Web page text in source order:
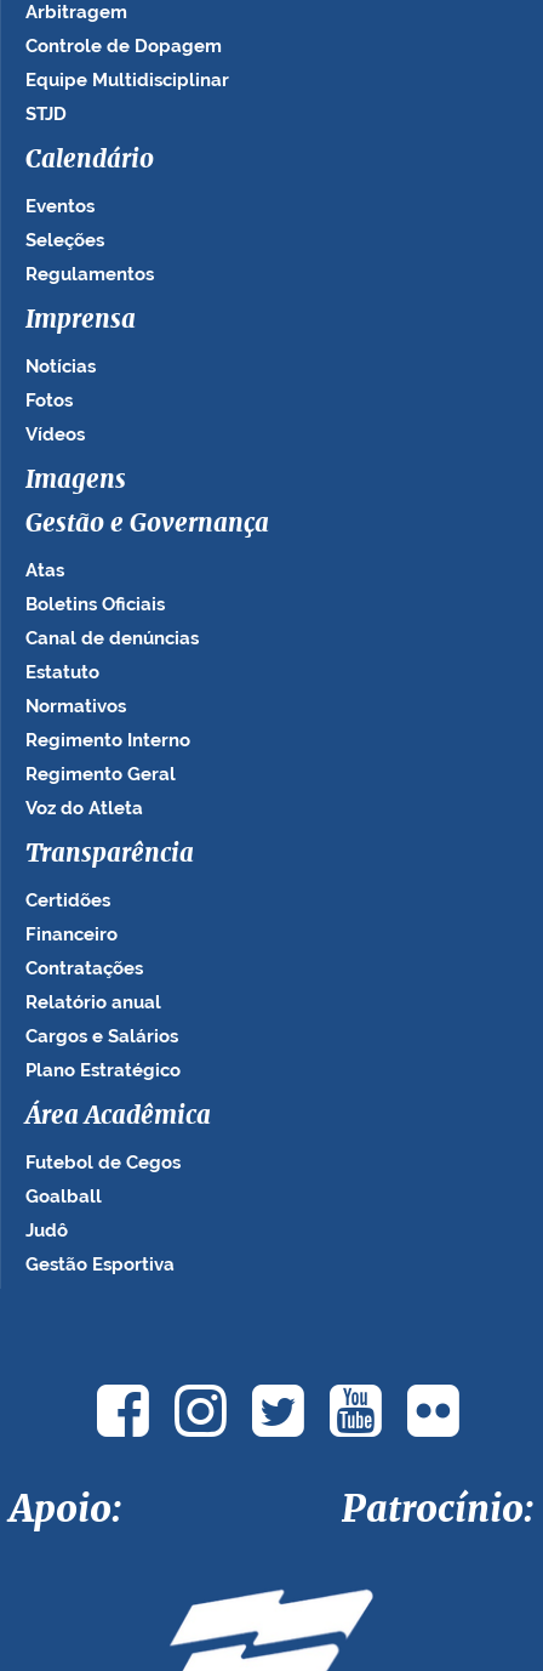
Arbitragem
Controle de Dopagem
Equipe Multidisciplinar
STJD
Calendário
Eventos
Seleções
Regulamentos
Imprensa
Notícias
Fotos
Vídeos
Imagens
Gestão e Governança
Atas
Boletins Oficiais
Canal de denúncias
Estatuto
Normativos
Regimento Interno
Regimento Geral
Voz do Atleta
Transparência
Certidões
Financeiro
Contratações
Relatório anual
Cargos e Salários
Plano Estratégico
Área Acadêmica
Futebol de Cegos
Goalball
Judô
Gestão Esportiva
Apoio: Patrocínio: